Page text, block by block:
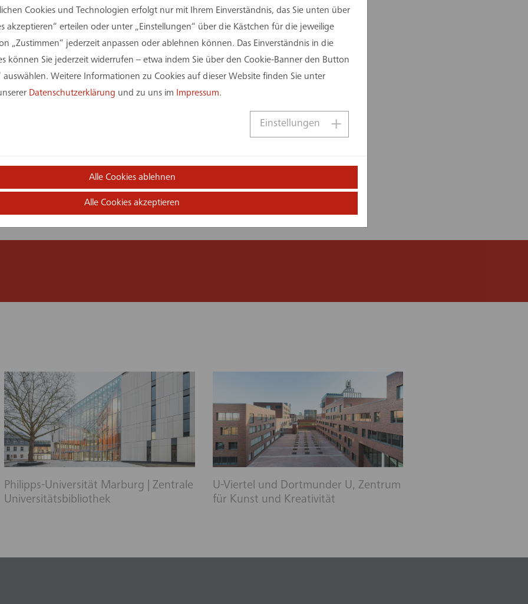
Architektur
Bär Stadelmann Stöcker
Bilder
in diesem Projekt:
Philipps-Universität Marburg | Zentrale
Universitätsbibliothek
U-Viertel und Dortmunder U, Zentrum
für Kunst und Kreativität
Cookies und Technologien erfolgt nur mit Ihrem Einverständnis, das Sie unten über
akzeptieren“ erteilen oder unter „Einstellungen“ über die Kästchen für die jeweilige
„Zustimmen“ jederzeit anpassen oder ablehnen können. Das Einverständnis in die
können Sie jederzeit widerrufen – etwa indem Sie über den Cookie-Banner den Button
auswählen. Weitere Informationen zu Cookies auf dieser Website finden Sie unter
Datenschutzerklärung und zu uns im Impressum.
Einstellungen
Alle Cookies ablehnen
Alle Cookies akzeptieren